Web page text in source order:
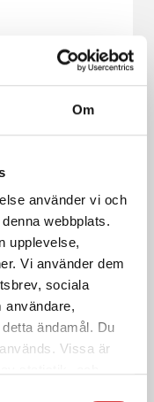
Om
använder vi och
webbplats.
upplevelse,
Vi använder dem
sociala
användare,
ändamål. Du
Vissa är
Stenskottsreparation
PRO 2010
med låg viskositet för
av stenskott. Till